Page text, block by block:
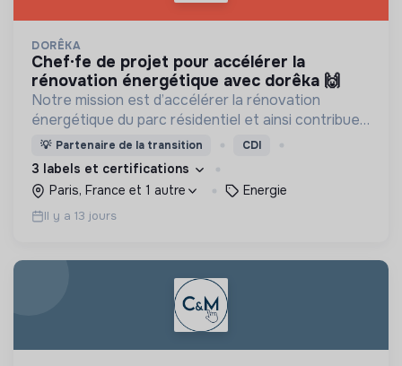
DORÊKA
chef·fe de projet pour accélérer la
rénovation énergétique avec dorêka 🙌
Notre mission est d’accélérer la rénovation
énergétique du parc résidentiel et ainsi contribuer
à ce qui représente pour nous le chantier du
siècle.
💡 Partenaire de la transition CDI
3 labels et certifications
Paris, France et 1 autre
Energie
Il y a 13 jours